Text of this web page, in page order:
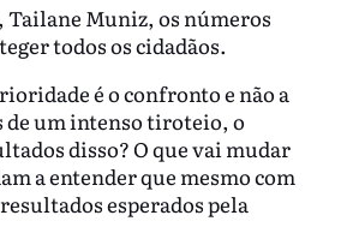
Tailane Muniz, os números
todos os cidadãos.
é o confronto e não a
de um intenso tiroteio, o
disso? O que vai mudar
a entender que mesmo com
esperados pela